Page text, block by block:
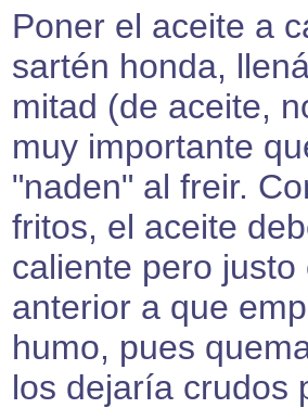
Poner el aceite a
sartén honda,
mitad (de aceite,
muy importante
"naden" al freir.
fritos, el aceite
caliente pero justo
anterior a que
humo, pues
los dejaría crudos